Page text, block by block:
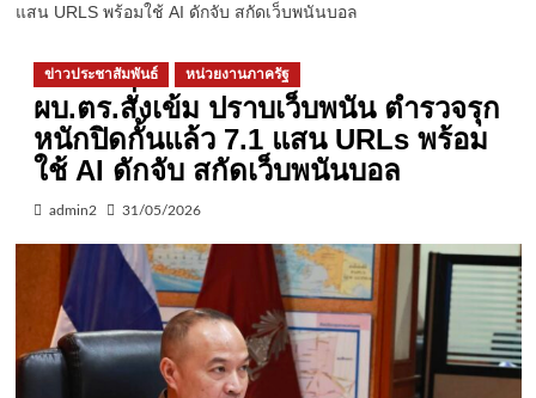
แสน URLS พร้อมใช้ AI ดักจับ สกัดเว็บพนันบอล
ข่าวประชาสัมพันธ์ หน่วยงานภาครัฐ
ผบ.ตร.สั่งเข้ม ปราบเว็บพนัน ตำรวจรุก
หนักปิดกั้นแล้ว 7.1 แสน URLs พร้อม
ใช้ AI ดักจับ สกัดเว็บพนันบอล
admin2 31/05/2026